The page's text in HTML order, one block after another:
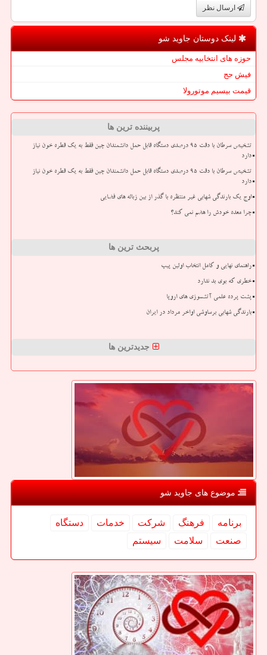
ارسال نظر
لینک دوستان جاوید شو
حوزه های انتخابیه مجلس
فیش حج
قیمت بیسیم موتورولا
پربیننده ترین ها
تشخیص سرطان با دقت ۹۵ درصدی دستگاه قابل حمل دانشمندان چین فقط به یک قطره خون نیاز
دارد
تشخیص سرطان با دقت ۹۵ درصدی دستگاه قابل حمل دانشمندان چین فقط به یک قطره خون نیاز
دارد
اوج یک بارندگی شهابی غیر منتظره با گذر از بین زباله های فضایی
چرا معده خودش را هضم نمی کند؟
پربحث ترین ها
راهنمای نهایی و کامل انتخاب اولین پیپ
خطری که بوی بد ندارد
پشت پرده علمی آتشسوزی های اروپا
بارندگی شهابی برساوشی اواخر مرداد در ایران
جدیدترین ها
موضوع های جاوید شو
برنامه فرهنگ شركت خدمات
دستگاه
صنعت
سلامت سیستم